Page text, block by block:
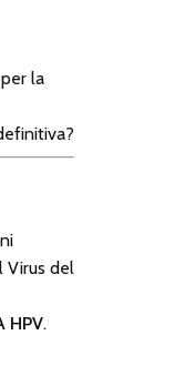
la
Virus del
HPV.